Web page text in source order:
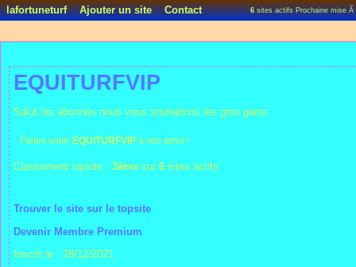
lafortuneturf Ajouter un site Contact 6sites actifs Prochaine mise
EQUITURFVIP
Salut les abonnés nous vous souhaitons les gros gains
Faites voter EQUITURFVIP à vos amis !
Classement topsite : 3ème sur 6 sites actifs
Trouver le site sur le topsite
Devenir Membre Premium
Inscrit le : 28/12/2021